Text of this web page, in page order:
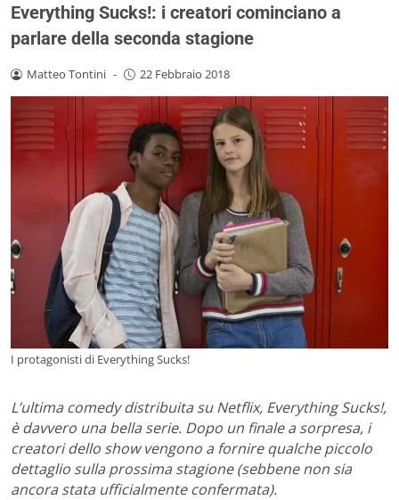
Everything Sucks!: i creatori cominciano a
parlare della seconda stagione
Matteo Tontini - 22 Febbraio 2018
I protagonisti di Everything Sucks!
L’ultima comedy distribuita su Netflix, Everything Sucks!,
è davvero una bella serie. Dopo un finale a sorpresa, i
creatori dello show vengono a fornire qualche piccolo
dettaglio sulla prossima stagione (sebbene non sia
ancora stata ufficialmente confermata).